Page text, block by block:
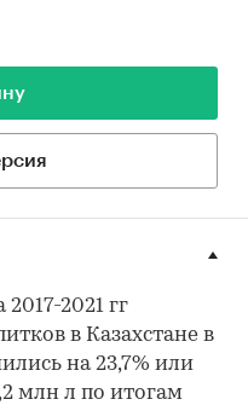
2021 гг
в Казахстане в
на 23,7% или
млн л по итогам